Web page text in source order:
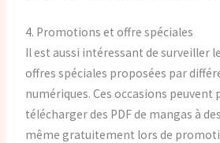
4. Promotions et offre spéciales
Il est aussi intéressant de surveiller
offres spéciales proposées par
numériques. Ces occasions peuvent
télécharger des PDF de mangas à
même gratuitement lors de